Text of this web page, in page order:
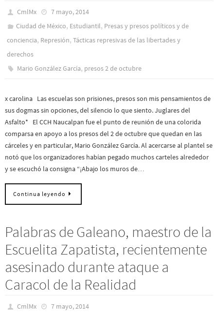
CmlMx
7 mayo, 2014
Ciudad de México, Estudiantil, Presas y presos polí­ticos y de
conciencia, Represión, Tácticas represivas de las libertades y
derechos
Mario González García, presos 2 de octubre
x carolina Las escuelas son prisiones, presos son mis pensamientos de
sus dogmas sin opciones, del silencio lo que siento. Juglares del
Asfalto* El CCH Naucalpan fue el punto de reunión de una colorida
comparsa en apoyo a los presos del 2 de octubre que quedan en las
cárceles y en particular, Mario González García. Al acercarse al plantel se
notó que los organizadores habían pegado muchos carteles alrededor
y se escuchó la consigna “¡Abajo los muros de…
Continua leyendo
Palabras de Galeano, maestro de la
Escuelita Zapatista, recientemente
asesinado durante ataque a
Caracol de la Realidad
CmlMx 7 mayo, 2014